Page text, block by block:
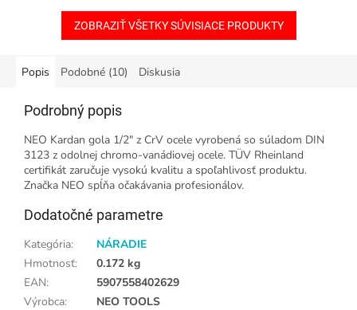
ZOBRAZIŤ VŠETKY SÚVISIACE PRODUKTY
Popis Podobné (10) Diskusia
Podrobný popis
NEO Kardan gola 1/2" z CrV ocele vyrobená so súladom DIN
3123 z odolnej chromo-vanádiovej ocele. TÜV Rheinland
certifikát zaručuje vysokú kvalitu a spoľahlivosť produktu.
Značka NEO spĺňa očakávania profesionálov.
Dodatočné parametre
Kategória:
NÁRADIE
Hmotnosť:
0.172 kg
EAN:
5907558402629
Výrobca:
NEO TOOLS